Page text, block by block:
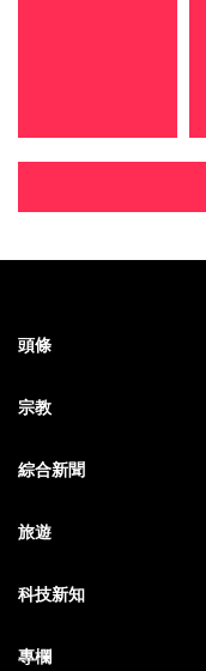
頭條
宗教
綜合新聞
旅遊
科技新知
專欄